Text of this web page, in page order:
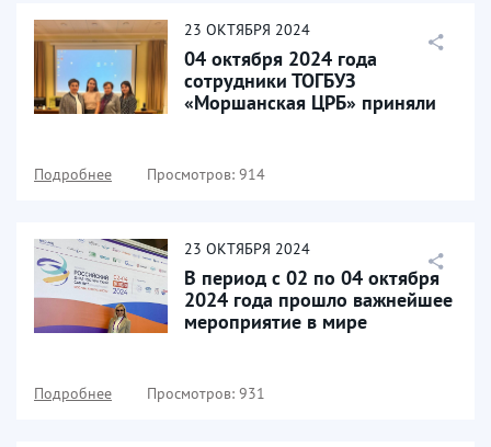
23 ОКТЯБРЯ 2024
04 октября 2024 года
сотрудники ТОГБУЗ
«Моршанская ЦРБ» приняли
Подробнее Просмотров: 914
23 ОКТЯБРЯ 2024
В период с 02 по 04 октября
2024 года прошло важнейшее
мероприятие в мире
Подробнее Просмотров: 931